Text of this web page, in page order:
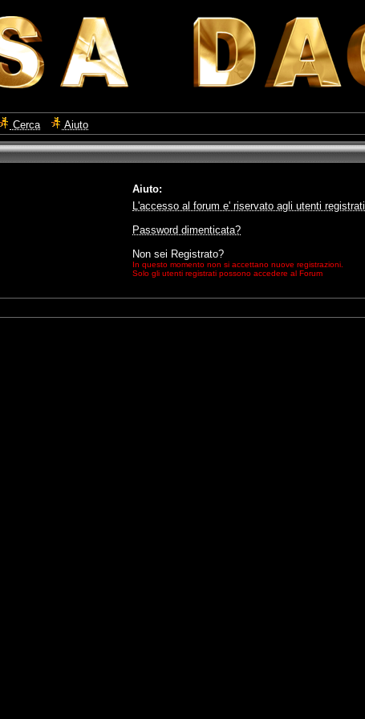
Cerca Aiuto
Aiuto:
L'accesso al forum e' riservato agli utenti registrati
Password dimenticata?
Non sei Registrato?
In questo momento non si accettano nuove registrazioni.
Solo gli utenti registrati possono accedere al Forum